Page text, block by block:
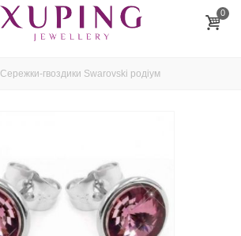
0
Сережки-гвоздики Swarovski родіум